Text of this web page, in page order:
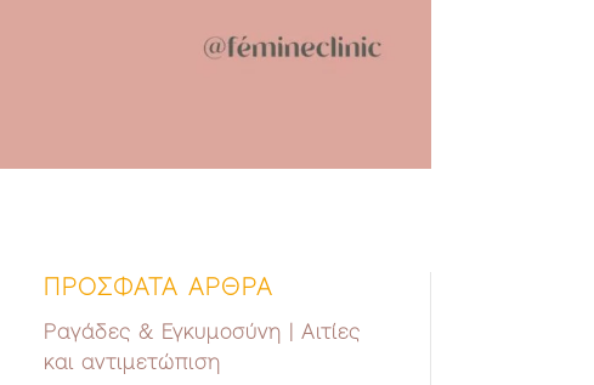
ΠΡΟΣΦΑΤΑ ΑΡΘΡΑ
Ραγάδες & Εγκυμοσύνη | Αιτίες
και αντιμετώπιση